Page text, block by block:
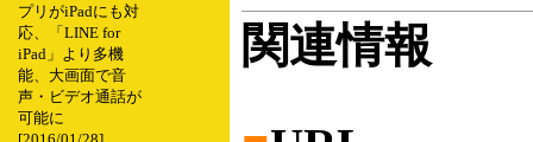
プリがiPadにも対
応、「LINE for
iPad」より多機
能、大画面で音
声・ビデオ通話が
可能に
関連情報